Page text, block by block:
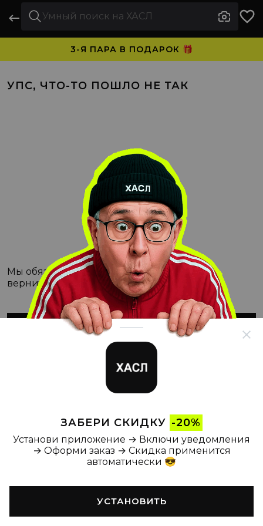
ЗАБЕРИ СКИДКУ -20%
Установи приложение → Включи уведомления
→ Оформи заказ → Скидка применится
автоматически 😎
УСТАНОВИТЬ
3-Я ПАРА В ПОДАРОК 🎁
УПС, ЧТО-ТО ПОШЛО НЕ ТАК
Мы обязательно с этим разберёмся, а пока
вернитесь на Главную
ВЕРНУТЬСЯ НА ГЛАВНУЮ
Главная Каталог Корзина Новости Профиль